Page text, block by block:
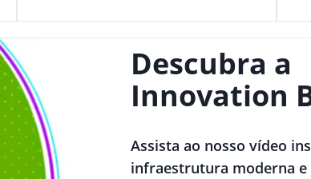
Descubra a
Innovation
Assista ao nosso vídeo
infraestrutura moderna e